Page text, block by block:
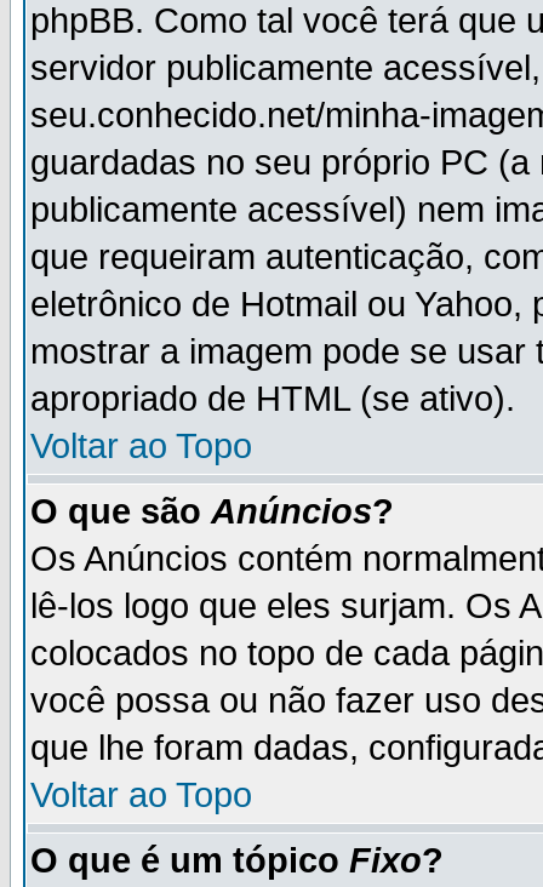
phpBB. Como tal você terá que
servidor publicamente
seu.conhecido.net/minha-
guardadas no seu próprio PC
publicamente acessível) nem
que requeiram autenticação,
eletrônico de Hotmail ou
mostrar a imagem pode se
apropriado de HTML (se ativo).
Voltar ao Topo
O que são Anúncios?
Os Anúncios contém
lê-los logo que eles surjam. Os
colocados no topo de cada
você possa ou não fazer uso
que lhe foram dadas,
Voltar ao Topo
O que é um tópico Fixo?